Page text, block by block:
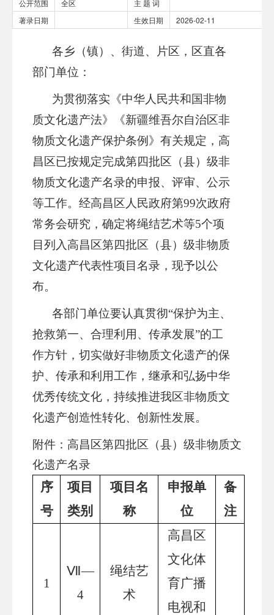
公开范围 全区
主 题 词
著录日期
生效日期 2026-02-11
各乡（镇）、 街道、 片区 ， 区直各
部门单位 ：
为贯彻落实《中华人民共和国非物
质文化遗产法》
《新疆维吾尔自治区非
物质文化遗产保护条例》有关规定 ， 高
昌区已按规定完成第四批区（县）级非
物质文化遗产名录的申报、评审、公示
等工作。 经高昌区 人民政府第99次政府
常务会研究，确定将绳结艺术等5个项
目列入高昌区第四批 区（县）级非物质
文化遗产代表性项目名录，现予以公
布。
各部门单位要认真贯彻“保护为主、
抢救第一、合理利用、传承发展”的工
作方针，切实做好非物质文化遗产的保
护、传承和利用工作，继承和弘扬中华
优秀传统文化，持续推进我区非物质文
化遗产创造性转化、创新性发展。
附件： 高昌区第四批 区（县）级非物质文
化遗产名录
序
号
项目
类别
项目名
称
申报单
位
备
注
1
Ⅶ—
4
绳结艺
术
高昌区
文化体
育广播
电视和